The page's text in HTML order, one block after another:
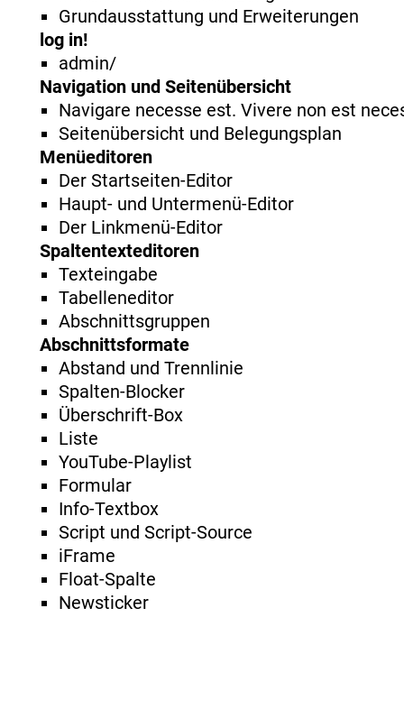
Grundausstattung und Erweiterungen
log in!
admin/
Navigation und Seitenübersicht
Navigare necesse est. Vivere non est
Seitenübersicht und Belegungsplan
Menüeditoren
Der Startseiten-Editor
Haupt- und Untermenü-Editor
Der Linkmenü-Editor
Spaltentexteditoren
Texteingabe
Tabelleneditor
Abschnittsgruppen
Abschnittsformate
Abstand und Trennlinie
Spalten-Blocker
Überschrift-Box
Liste
YouTube-Playlist
Formular
Info-Textbox
Script und Script-Source
iFrame
Float-Spalte
Newsticker